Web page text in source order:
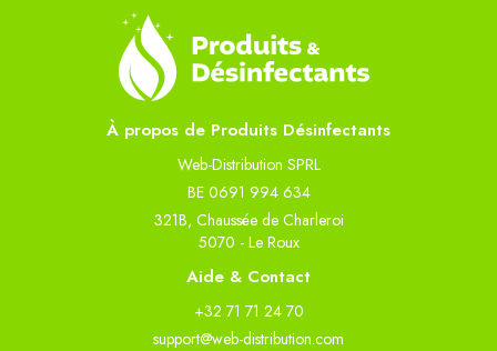
À propos de Produits Désinfectants
Web-Distribution SPRL
BE 0691 994 634
321B, Chaussée de Charleroi
5070 - Le Roux
Aide & Contact
+32 71 71 24 70
support@web-distribution.com